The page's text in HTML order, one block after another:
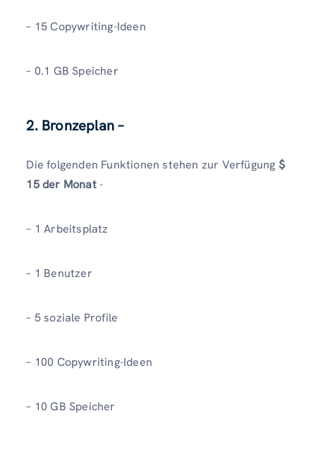
– 15 Copywriting-Ideen
– 0.1 GB Speicher
2. Bronzeplan –
Die folgenden Funktionen stehen zur Verfügung $
15 der Monat-
– 1 Arbeitsplatz
– 1 Benutzer
– 5 soziale Profile
– 100 Copywriting-Ideen
– 10 GB Speicher